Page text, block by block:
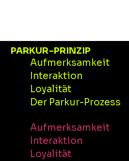
PARKUR-PRINZIP
Aufmerksamkeit
Interaktion
Loyalität
Der Parkur-Prozess
Aufmerksamkeit
Interaktion
Loyalität